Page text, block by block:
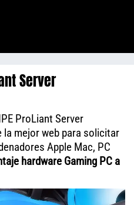
Server
ProLiant Server
mejor web para solicitar
Apple Mac, PC
hardware Gaming PC a